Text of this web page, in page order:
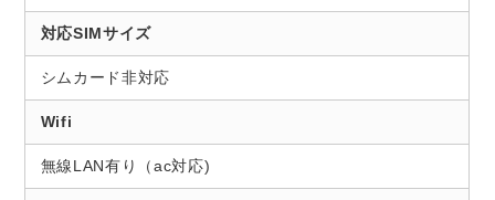
対応SIMサイズ
シムカード非対応
Wifi
無線LAN有り（ac対応)